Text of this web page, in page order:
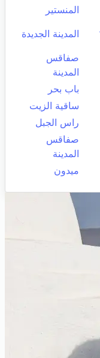
المنستير
المدينة الجديدة
صفاقس
المدينة
باب بحر
ساقية الزيت
راس الجبل
صفاقس
المدينة
ميدون